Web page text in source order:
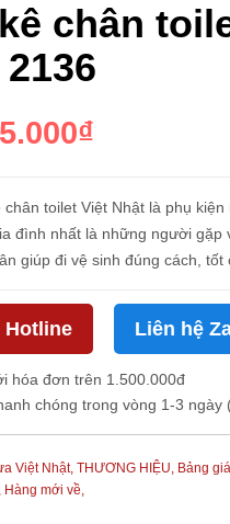
chân
toilet Việt Nhật là phụ
đình nhất là những người gặp
giúp đi vệ sinh đúng cách, tốt
Hotline Liên hệ
hóa đơn trên 1.500.000đ
chóng trong vòng 1-3 ngày
Việt Nhật, THƯƠNG HIỆU, Bảng
Hàng mới về,